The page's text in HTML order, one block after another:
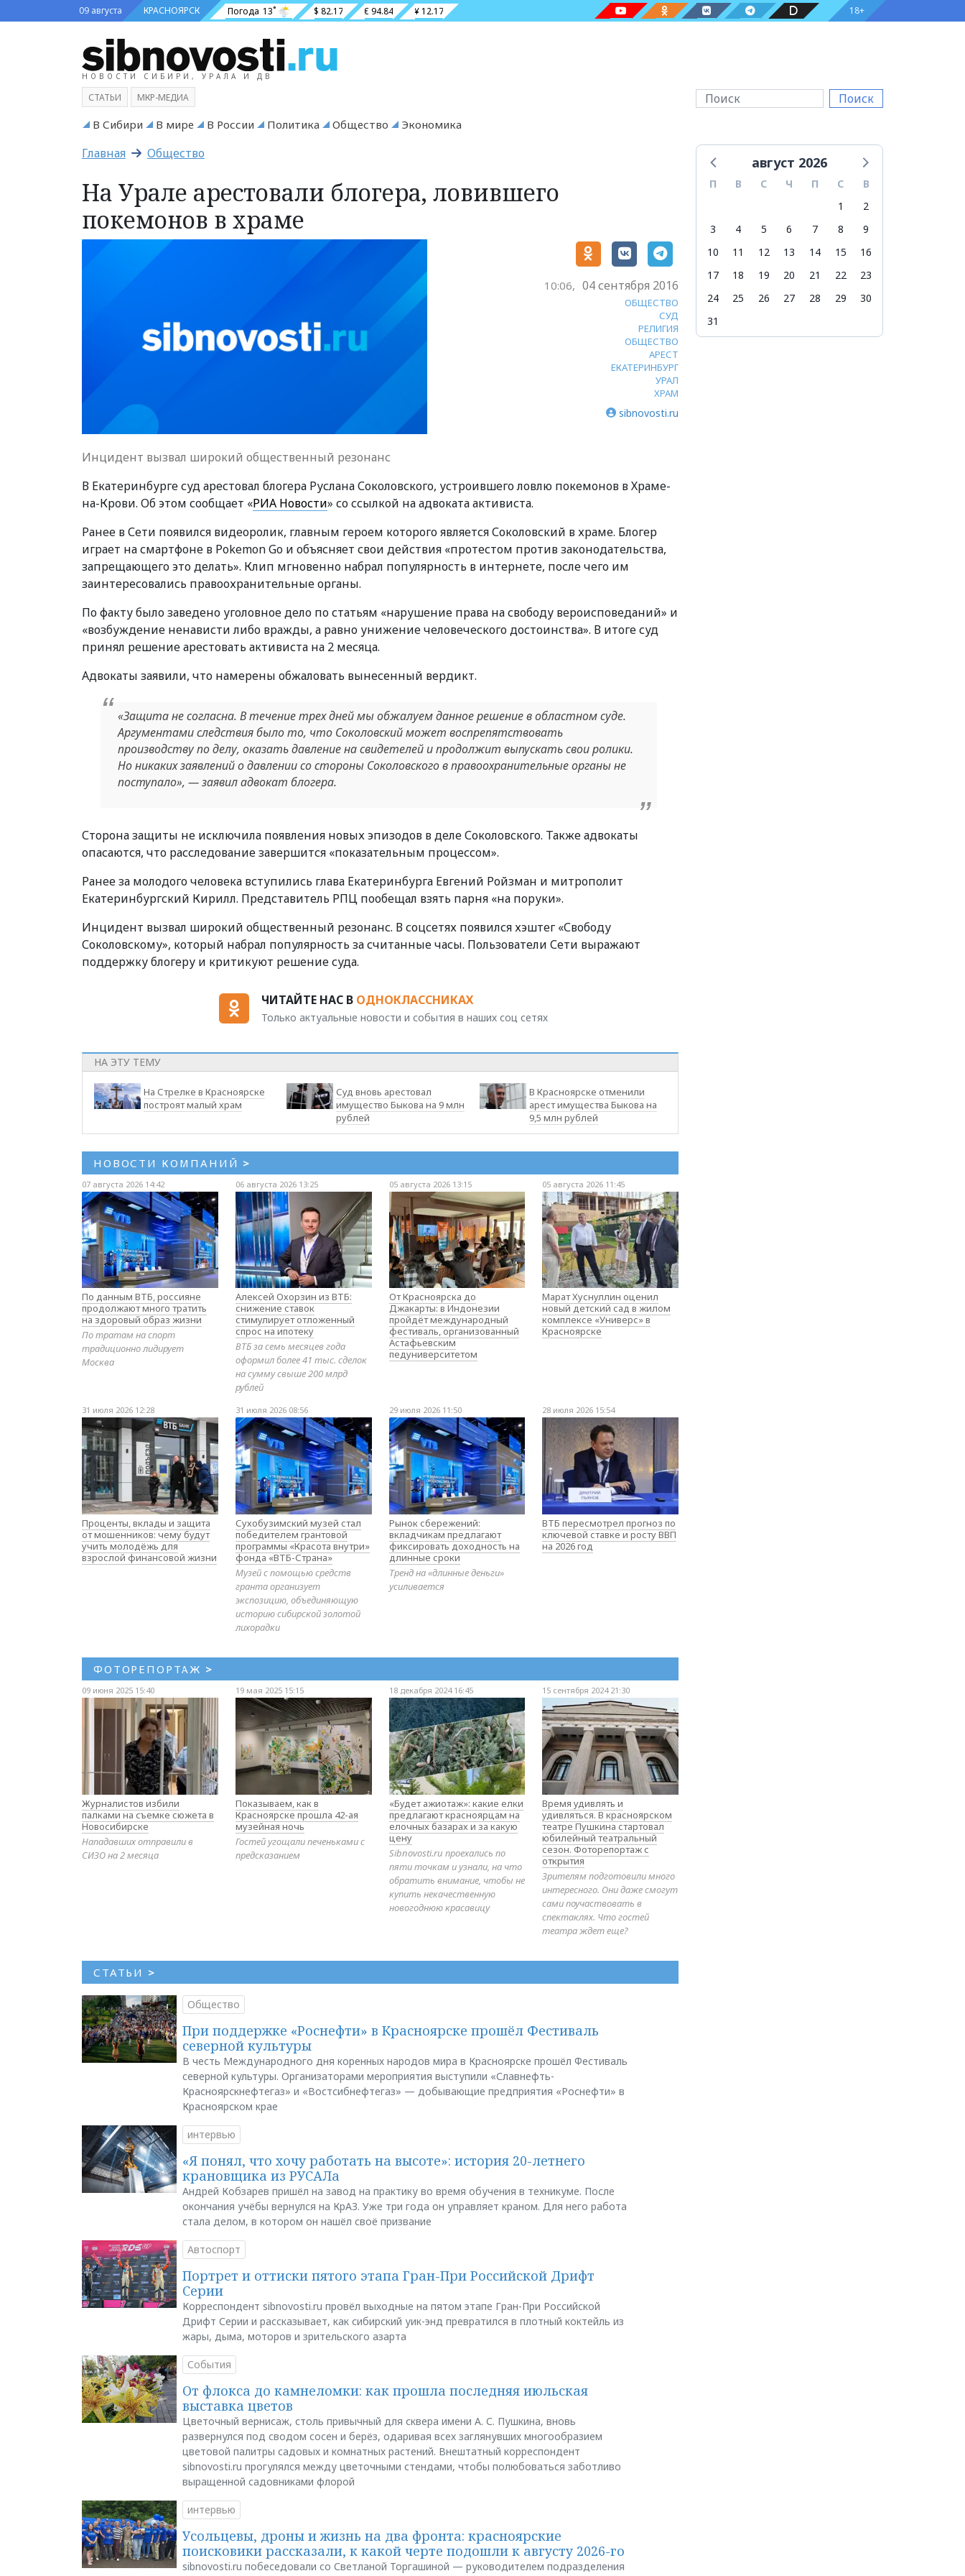
09 августа КРАСНОЯРСК Погода 13˚ $ 82.17 € 94.84 ¥ 12.17 18+
НОВОСТИ СИБИРИ, УРАЛА И ДВ
Поиск
СТАТЬИ МКР-МЕДИА
В Сибири В мире В России Политика Общество Экономика
Главная Общество
На Урале арестовали блогера, ловившего
покемонов в храме
10:06, 04 сентября 2016
ОБЩЕСТВО
СУД
РЕЛИГИЯ
ОБЩЕСТВО
АРЕСТ
ЕКАТЕРИНБУРГ
УРАЛ
ХРАМ
sibnovosti.ru
Инцидент вызвал широкий общественный резонанс
В Екатеринбурге суд арестовал блогера Руслана Соколовского, устроившего ловлю покемонов в Храме-
на-Крови. Об этом сообщает «РИА Новости» со ссылкой на адвоката активиста.
Ранее в Сети появился видеоролик, главным героем которого является Соколовский в храме. Блогер
играет на смартфоне в Pokemon Go и объясняет свои действия «протестом против законодательства,
запрещающего это делать». Клип мгновенно набрал популярность в интернете, после чего им
заинтересовались правоохранительные органы.
По факту было заведено уголовное дело по статьям «нарушение права на свободу вероисповеданий» и
«возбуждение ненависти либо вражды, а равно унижение человеческого достоинства». В итоге суд
принял решение арестовать активиста на 2 месяца.
Адвокаты заявили, что намерены обжаловать вынесенный вердикт.
«Защита не согласна. В течение трех дней мы обжалуем данное решение в областном суде.
Аргументами следствия было то, что Соколовский может воспрепятствовать
производству по делу, оказать давление на свидетелей и продолжит выпускать свои ролики.
Но никаких заявлений о давлении со стороны Соколовского в правоохранительные органы не
поступало», — заявил адвокат блогера.
Сторона защиты не исключила появления новых эпизодов в деле Соколовского. Также адвокаты
опасаются, что расследование завершится «показательным процессом».
Ранее за молодого человека вступились глава Екатеринбурга Евгений Ройзман и митрополит
Екатеринбургский Кирилл. Представитель РПЦ пообещал взять парня «на поруки».
Инцидент вызвал широкий общественный резонанс. В соцсетях появился хэштег «Свободу
Соколовскому», который набрал популярность за считанные часы. Пользователи Сети выражают
поддержку блогеру и критикуют решение суда.
ЧИТАЙТЕ НАС В ОДНОКЛАССНИКАХ
Только актуальные новости и события в наших соц сетях
НА ЭТУ ТЕМУ
На Стрелке в Красноярске
построят малый храм
Суд вновь арестовал
имущество Быкова на 9 млн
рублей
В Красноярске отменили
арест имущества Быкова на
9,5 млн рублей
НОВОСТИ КОМПАНИЙ >
07 августа 2026 14:42
По данным ВТБ, россияне
продолжают много тратить
на здоровый образ жизни
По тратам на спорт
традиционно лидирует
Москва
06 августа 2026 13:25
Алексей Охорзин из ВТБ:
снижение ставок
стимулирует отложенный
спрос на ипотеку
ВТБ за семь месяцев года
оформил более 41 тыс. сделок
на сумму свыше 200 млрд
рублей
05 августа 2026 13:15
От Красноярска до
Джакарты: в Индонезии
пройдёт международный
фестиваль, организованный
Астафьевским
педуниверситетом
05 августа 2026 11:45
Марат Хуснуллин оценил
новый детский сад в жилом
комплексе «Универс» в
Красноярске
31 июля 2026 12:28
Проценты, вклады и защита
от мошенников: чему будут
учить молодёжь для
взрослой финансовой жизни
31 июля 2026 08:56
Сухобузимский музей стал
победителем грантовой
программы «Красота внутри»
фонда «ВТБ-Страна»
Музей с помощью средств
гранта организует
экспозицию, объединяющую
историю сибирской золотой
лихорадки
29 июля 2026 11:50
Рынок сбережений:
вкладчикам предлагают
фиксировать доходность на
длинные сроки
Тренд на «длинные деньги»
усиливается
28 июля 2026 15:54
ВТБ пересмотрел прогноз по
ключевой ставке и росту ВВП
на 2026 год
ФОТОРЕПОРТАЖ >
09 июня 2025 15:40
Журналистов избили
палками на съемке сюжета в
Новосибирске
Нападавших отправили в
СИЗО на 2 месяца
19 мая 2025 15:15
Показываем, как в
Красноярске прошла 42-ая
музейная ночь
Гостей угощали печеньками с
предсказанием
18 декабря 2024 16:45
«Будет ажиотаж»: какие елки
предлагают красноярцам на
елочных базарах и за какую
цену
Sibnovosti.ru проехались по
пяти точкам и узнали, на что
обратить внимание, чтобы не
купить некачественную
новогоднюю красавицу
15 сентября 2024 21:30
Время удивлять и
удивляться. В красноярском
театре Пушкина стартовал
юбилейный театральный
сезон. Фоторепортаж с
открытия
Зрителям подготовили много
интересного. Они даже смогут
сами поучаствовать в
спектаклях. Что гостей
театра ждет еще?
СТАТЬИ >
Общество
При поддержке «Роснефти» в Красноярске прошёл Фестиваль
северной культуры
В честь Международного дня коренных народов мира в Красноярске прошёл Фестиваль
северной культуры. Организаторами мероприятия выступили «Славнефть-
Красноярскнефтегаз» и «Востсибнефтегаз» — добывающие предприятия «Роснефти» в
Красноярском крае
интервью
«Я понял, что хочу работать на высоте»: история 20-летнего
крановщика из РУСАЛа
Андрей Кобзарев пришёл на завод на практику во время обучения в техникуме. После
окончания учёбы вернулся на КрАЗ. Уже три года он управляет краном. Для него работа
стала делом, в котором он нашёл своё призвание
Автоспорт
Портрет и оттиски пятого этапа Гран-При Российской Дрифт
Серии
Корреспондент sibnovosti.ru провёл выходные на пятом этапе Гран-При Российской
Дрифт Серии и рассказывает, как сибирский уик-энд превратился в плотный коктейль из
жары, дыма, моторов и зрительского азарта
События
От флокса до камнеломки: как прошла последняя июльская
выставка цветов
Цветочный вернисаж, столь привычный для сквера имени А. С. Пушкина, вновь
развернулся под сводом сосен и берёз, одаривая всех заглянувших многообразием
цветовой палитры садовых и комнатных растений. Внештатный корреспондент
sibnovosti.ru прогулялся между цветочными стендами, чтобы полюбоваться заботливо
выращенной садовниками флорой
интервью
Усольцевы, дроны и жизнь на два фронта: красноярские
поисковики рассказали, к какой черте подошли к августу 2026-го
sibnovosti.ru побеседовали со Светланой Торгашиной — руководителем подразделения
август 2026
П В С Ч П С
В
1
2
3
4 5 6 7 8
9
10
11 12 13 14 15
16
17
18 19 20 21 22
23
24
25 26 27 28 29
30
31